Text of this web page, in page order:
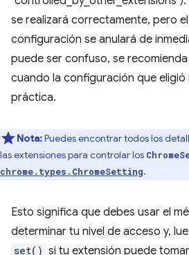
se realizará correctamente, pero
configuración se anulará de
puede ser confuso, se
cuando la configuración que eligió
práctica.
Nota:Puedes encontrar todos los
las extensiones para controlar los
chrome.types.ChromeSetting.
Esto significa que debes usar el
determinar tu nivel de acceso y,
set() si tu extensión puede